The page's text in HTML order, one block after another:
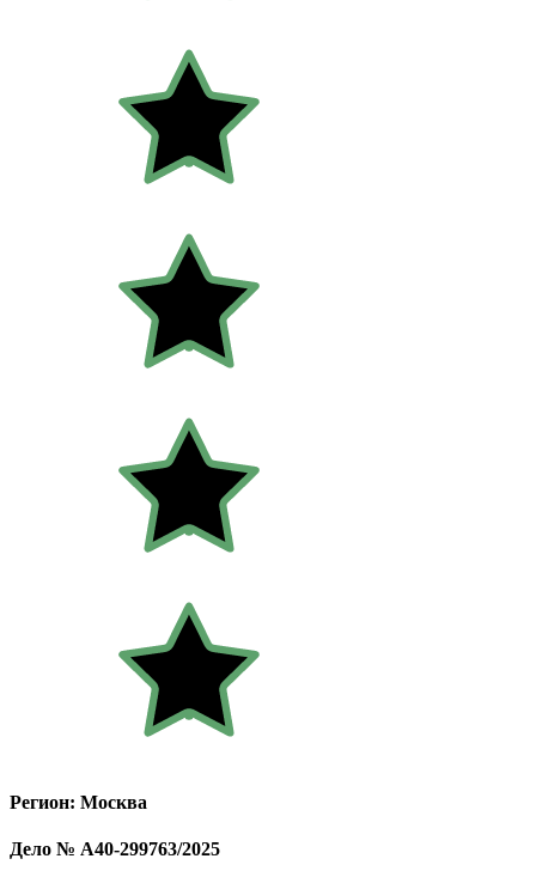
Регион: Москва
Дело № А40-299763/2025